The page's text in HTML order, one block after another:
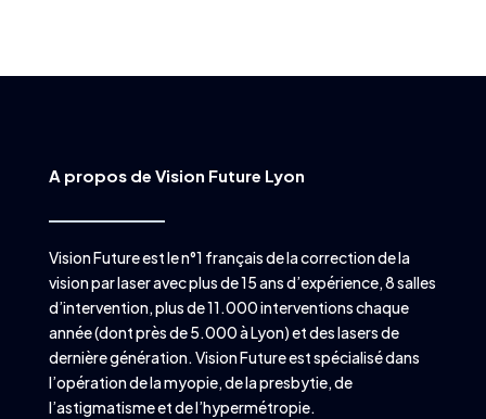
A propos de Vision Future Lyon
Vision Future est le n°1 français de la correction de la
vision par laser avec plus de 15 ans d’expérience, 8 salles
d’intervention, plus de 11.000 interventions chaque
année (dont près de 5.000 à Lyon) et des lasers de
dernière génération. Vision Future est spécialisé dans
l’opération de la myopie, de la presbytie, de
l’astigmatisme et de l’hypermétropie.